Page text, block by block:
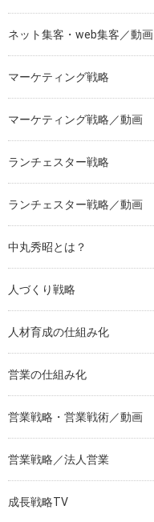
ネット集客・web集客／動画
マーケティング戦略
マーケティング戦略／動画
ランチェスター戦略
ランチェスター戦略／動画
中丸秀昭とは？
人づくり戦略
人材育成の仕組み化
営業の仕組み化
営業戦略・営業戦術／動画
営業戦略／法人営業
成長戦略TV